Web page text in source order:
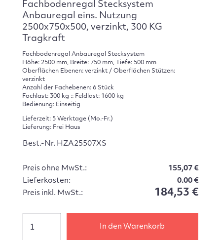
Fachbodenregal Stecksystem
Anbauregal eins. Nutzung
2500x750x500, verzinkt, 300 KG
Tragkraft
Fachbodenregal Anbauregal Stecksystem
Höhe: 2500 mm, Breite: 750 mm, Tiefe: 500 mm
Oberflächen Ebenen: verzinkt / Oberflächen Stützen:
verzinkt
Anzahl der Fachebenen: 6 Stück
Fachlast: 300 kg :: Feldlast: 1600 kg
Bedienung: Einseitig
Lieferzeit: 5 Werktage (Mo.-Fr.)
Lieferung: Frei Haus
Best.-Nr. HZA25507XS
Preis ohne MwSt.:
155,07 €
Lieferkosten:
0.00 €
Preis inkl. MwSt.:
184,53 €
In den Warenkorb